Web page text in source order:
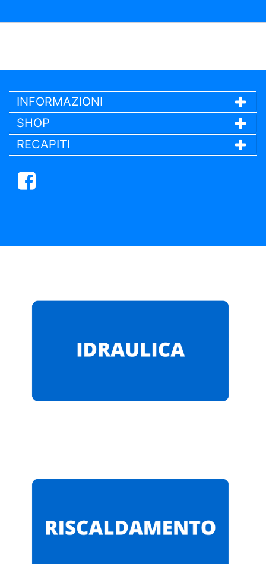
INFORMAZIONI
SHOP
RECAPITI
Facebook